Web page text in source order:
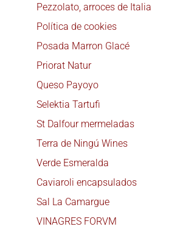
Pezzolato, arroces de Italia
Política de cookies
Posada Marron Glacé
Priorat Natur
Queso Payoyo
Selektia Tartufi
St Dalfour mermeladas
Terra de Ningú Wines
Verde Esmeralda
Caviaroli encapsulados
Sal La Camargue
VINAGRES FORVM